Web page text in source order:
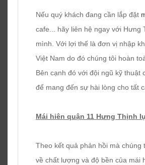
Nếu quý khách đang cần lắp đặt
cafe... hãy liên hệ ngay với Hưng
mình. Với lợi thế là đơn vị nhập
Việt Nam do đó chúng tôi hoàn
Bên cạnh đó với đội ngũ kỹ thuật
để mang đến sự hài lòng cho tất
Mái hiên quận 11 Hưng Thịnh
Theo kết quả phản hồi mà
về chất lượng và độ bền của mái